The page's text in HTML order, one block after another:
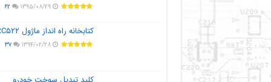
۱۳۹۵/۰۸/۲۹ ۶۲
کتابخانه راه انداز ماژول MFRC۵۲۲
۱۳۹۴/۰۲/۲۸ ۳۷